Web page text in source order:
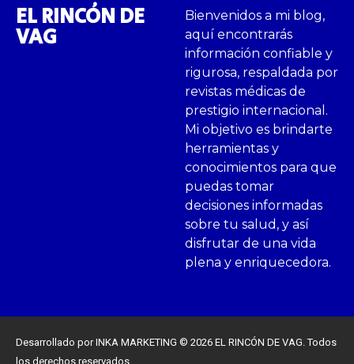
EL RINCÓN DE
VAG
Bienvenidos a mi blog,
aquí encontrarás
información confiable y
rigurosa, respaldada por
revistas médicas de
prestigio internacional.
Mi objetivo es brindarte
herramientas y
conocimientos para que
puedas tomar
decisiones informadas
sobre tu salud, y así
disfrutar de una vida
plena y enriquecedora.
Desarrollado por INKA MARKETING © 2026 EL RINCÓN DE VAG. Todos
los derechos reservados.